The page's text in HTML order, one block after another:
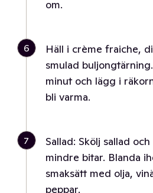
om.
6
Häll i crème fraiche,
smulad
minut och lägg i
bli varma.
7
Sallad: Skölj sallad
mindre bitar. Blanda
smaksätt med olja,
peppar.